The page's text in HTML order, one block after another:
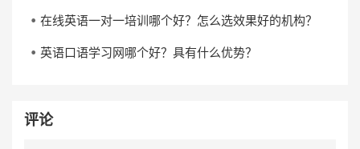
在线英语一对一培训哪个好？怎么选效果好的机构？
英语口语学习网哪个好？具有什么优势？
评论